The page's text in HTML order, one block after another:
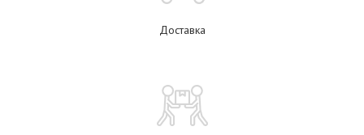
Доставка